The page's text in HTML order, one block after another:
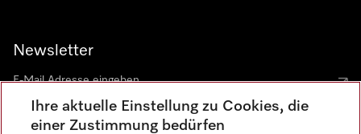
Newsletter
Ihre aktuelle Einstellung zu Cookies, die
einer Zustimmung bedürfen